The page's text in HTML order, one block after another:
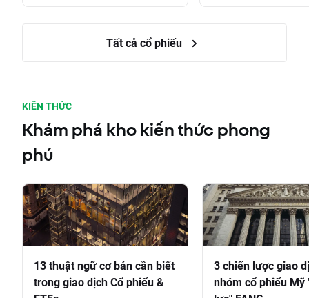
Tất cả cổ phiếu
KIẾN THỨC
Khám phá kho kiến thức phong
phú
13 thuật ngữ cơ bản cần biết
trong giao dịch Cổ phiếu &
3 chiến lược giao
nhóm cổ phiếu Mỹ